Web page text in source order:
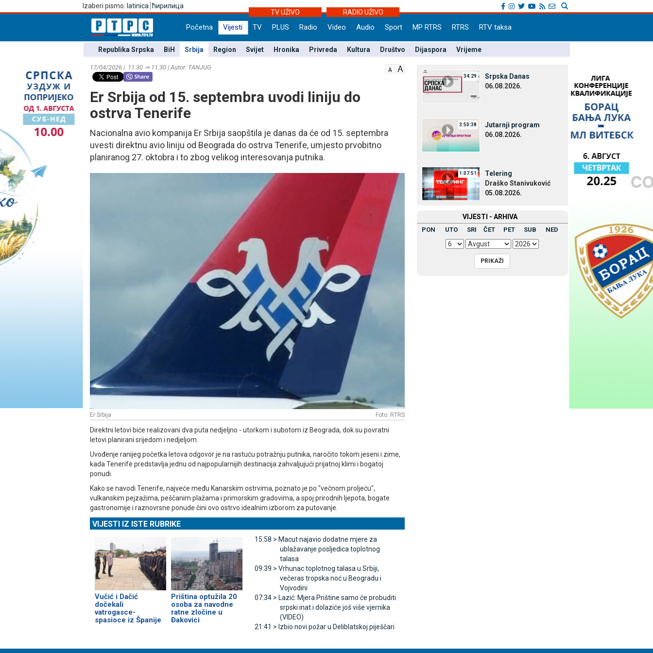
Izaberi pismo: latinica ћирилица
TV UŽIVO
RADIO UŽIVO
Početna Vijesti TV PLUS Radio Video Audio Sport MP RTRS RTRS RTV taksa
Republika Srpska BiH Srbija Region Svijet Hronika Privreda Kultura Društvo Dijaspora Vrijeme
17/04/2026 | 11:30 ⇒ 11:30 | Autor: TANЈUG
Er Srbija od 15. septembra uvodi liniju do
ostrva Tenerife
Nacionalna avio kompanija Er Srbija saopštila je danas da će od 15. septembra
uvesti direktnu avio liniju od Beograda do ostrva Tenerife, umjesto prvobitno
planiranog 27. oktobra i to zbog velikog interesovanja putnika.
Er Srbija Foto: RTRS
Direktni letovi biće realizovani dva puta nedjeljno - utorkom i subotom iz Beograda, dok su povratni
letovi planirani srijedom i nedjeljom.
Uvođenje ranijeg početka letova odgovor je na rastuću potražnju putnika, naročito tokom jeseni i zime,
kada Tenerife predstavlja jednu od najpopularnijih destinacija zahvaljujući prijatnoj klimi i bogatoj
ponudi.
Kako se navodi Tenerife, najveće među Kanarskim ostrvima, poznato je po "večnom proljeću",
vulkanskim pejzažima, peščanim plažama i primorskim gradovima, a spoj prirodnih ljepota, bogate
gastronomije i raznovrsne ponude čini ovo ostrvo idealnim izborom za putovanje.
VIJESTI IZ ISTE RUBRIKE
Vučić i Dačić
dočekali
vatrogasce-
spasioce iz Španije
Priština optužila 20
osoba za navodne
ratne zločine u
Đakovici
15:58 > Macut najavio dodatne mjere za
ublažavanje posljedica toplotnog
talasa
09:39 > Vrhunac toplotnog talasa u Srbiji,
večeras tropska noć u Beogradu i
Vojvodini
07:34 > Lazić: Mjera Prištine samo će probuditi
srpski inat i dolaziće još više vjernika
(VIDEO)
21:41 > Izbio novi požar u Deliblatskoj piješčari
34:29
Srpska Danas
06.08.2026.
3:50:38
Јutarnji program
06.08.2026.
1:07:51
Telering
Draško Stanivuković
05.08.2026.
VIЈESTI - ARHIVA
PON UTO SRI ČET PET SUB NED